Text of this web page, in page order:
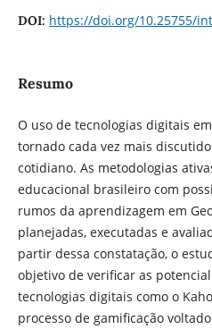
DOI: https://doi.org/10.25755/
Resumo
O uso de tecnologias digitais
tornado cada vez mais
cotidiano. As metodologias
educacional brasileiro com
rumos da aprendizagem em
planejadas, executadas e
partir dessa constatação, o
objetivo de verificar as
tecnologias digitais como o
processo de gamificação